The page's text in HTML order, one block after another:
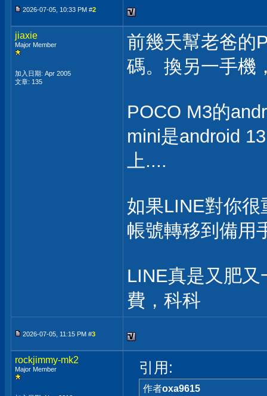
2026-07-05, 10:33 PM #2
jiaxie
Major Member
加入日期: Apr 2005
文章: 135
前幾天幫老爸的
碼。換另一手機
POCO M3的
mini是android
上....
如果LINE對你
帳號轉移到備用
LINE真是又肥
費，科科
2026-07-05, 11:15 PM #3
rockjimmy-mk2
Major Member 引用:
作者oxa9615